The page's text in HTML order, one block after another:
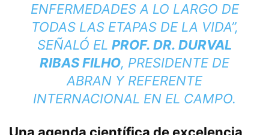
ENFERMEDADES A LO LARGO DE
TODAS LAS ETAPAS DE LA VIDA”,
SEÑALÓ EL PROF. DR. DURVAL
RIBAS FILHO, PRESIDENTE DE
ABRAN Y REFERENTE
INTERNACIONAL EN EL CAMPO.